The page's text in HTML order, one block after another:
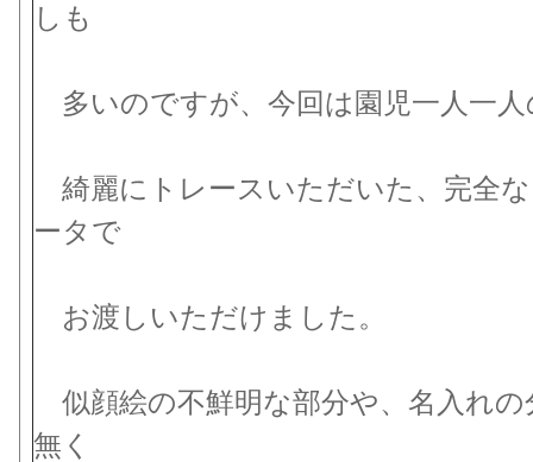
しも
多いのですが、今回は園児一人一
綺麗にトレースいただいた、完全
ータで
お渡しいただけました。
似顔絵の不鮮明な部分や、名入れ
無く